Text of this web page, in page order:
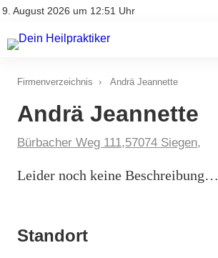
9. August 2026 um 12:51 Uhr
Impressum
Natürliche Medizin
Heilpflanzen & Kräuterkunde
Firmenverzeichnis › Andrä Jeannette
Andrä Jeannette
Bürbacher Weg 111,57074 Siegen,
Leider noch keine Beschreibung…
Standort